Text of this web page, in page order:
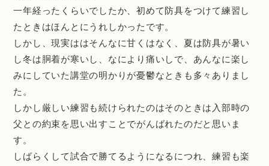
一年経ったくらいでしたか、初めて防具をつけて練習し
たときはほんとにうれしかったです。
しかし、現実ははそんなに甘くはなく、夏は防具が暑い
し冬は胴着が寒いし、なにより痛いしで、あんなに楽し
みにしていた講堂の明かりが憂鬱なときも多々ありまし
た。
しかし厳しい練習も続けられたのはそのときは入部時の
父との約束を思い出すことでがんばれたのだと思いま
す。
しばらくして試合で勝てるようになるにつれ、練習も楽